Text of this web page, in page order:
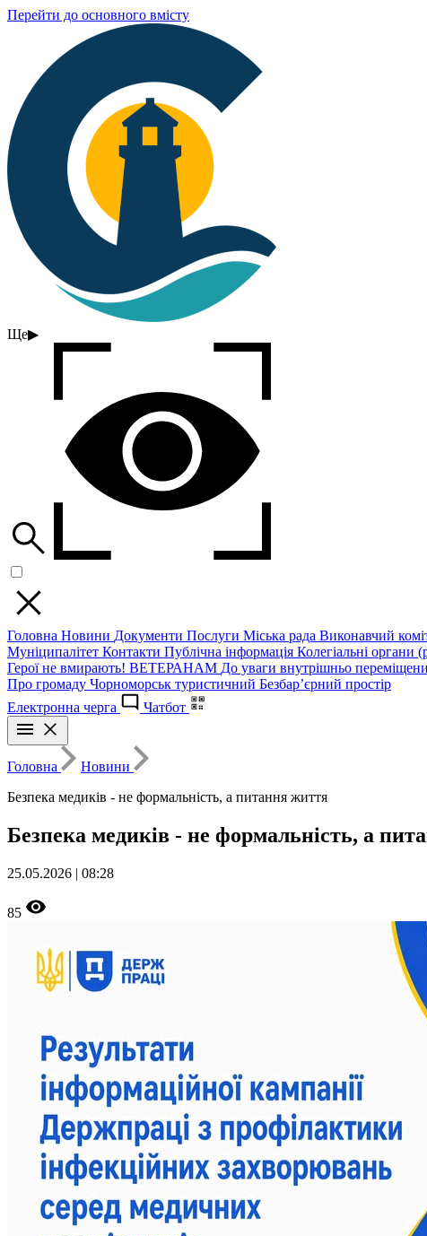
Перейти до основного вмісту
Ще▶
Головна Новини Документи Послуги Міська рада Виконавчий
Муніципалітет Контакти Публічна інформація Колегіальні органи
Герої не вмирають! ВЕТЕРАНАМ До уваги внутрішньо
Про громаду Чорноморськ туристичний Безбар’єрний простір
Електронна черга
Чатбот
Головна
Новини
Безпека медиків - не формальність, а питання життя
Безпека медиків - не формальність, а
25.05.2026 | 08:28
85